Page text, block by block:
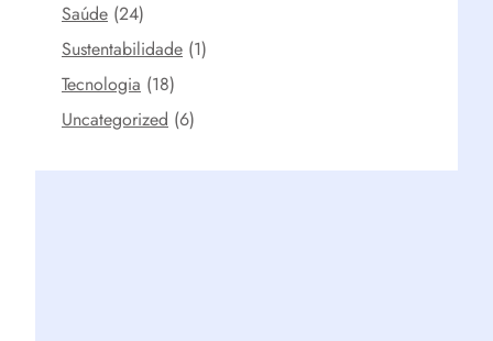
Saúde (24)
Sustentabilidade (1)
Tecnologia (18)
Uncategorized (6)